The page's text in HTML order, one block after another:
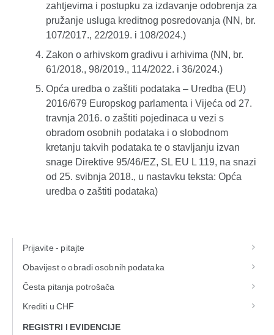
zahtjevima i postupku za izdavanje odobrenja za
pružanje usluga kreditnog posredovanja (NN, br.
107/2017., 22/2019. i 108/2024.)
Zakon o arhivskom gradivu i arhivima (NN, br.
61/2018., 98/2019., 114/2022. i 36/2024.)
Opća uredba o zaštiti podataka – Uredba (EU)
2016/679 Europskog parlamenta i Vijeća od 27.
travnja 2016. o zaštiti pojedinaca u vezi s
obradom osobnih podataka i o slobodnom
kretanju takvih podataka te o stavljanju izvan
snage Direktive 95/46/EZ, SL EU L 119, na snazi
od 25. svibnja 2018., u nastavku teksta: Opća
uredba o zaštiti podataka)
Prijavite - pitajte
Obavijest o obradi osobnih podataka
Česta pitanja potrošača
Krediti u CHF
REGISTRI I EVIDENCIJE